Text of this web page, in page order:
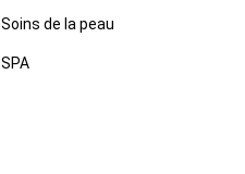
Soins de la peau
SPA